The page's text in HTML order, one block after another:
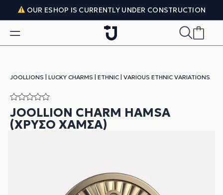
Skip to content
OUR ESHOP IS CURRENTLY UNDER CONSTRUCTION
JOOLLIONS LUCKY CHARMS ETHNIC VARIOUS ETHNIC VARIATIONS
JOOLLION CHARM HAMSA
(ΧΡΥΣΌ ΧΆΜΣΑ)